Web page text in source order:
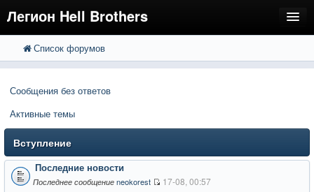
Легион Hell Brothers
FAQ
Расширенный поиск
Список форумов
Сообщения без ответов
Активные темы
Вступление
Последние новости
Последнее сообщение neokorest 17-08, 00:57